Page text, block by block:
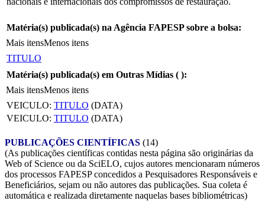
Matéria(s) publicada(s) na Agência FAPESP sobre a bolsa:
Mais itensMenos itens
TITULO
Matéria(s) publicada(s) em Outras Mídias ( ):
Mais itensMenos itens
VEICULO: TITULO (DATA)
VEICULO: TITULO (DATA)
PUBLICAÇÕES CIENTÍFICAS (14)
(As publicações científicas contidas nesta página são originárias da
Web of Science ou da SciELO, cujos autores mencionaram números
dos processos FAPESP concedidos a Pesquisadores Responsáveis e
Beneficiários, sejam ou não autores das publicações. Sua coleta é
automática e realizada diretamente naquelas bases bibliométricas)